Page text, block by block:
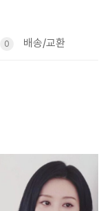
0 배송/교환